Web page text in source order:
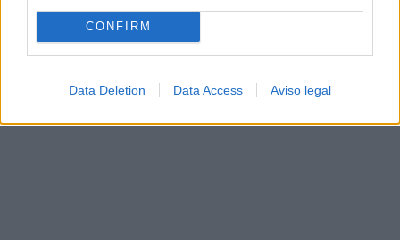
CONFIRM
Data Deletion Data Access Aviso legal